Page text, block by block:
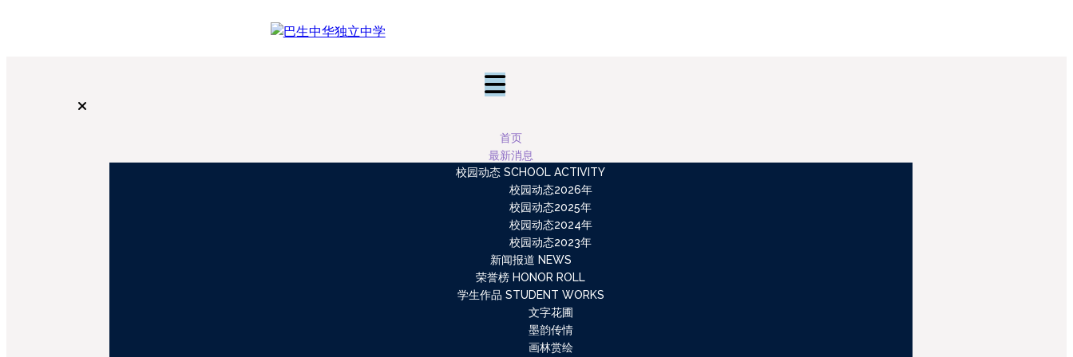
首页
最新消息
校园动态 SCHOOL ACTIVITY
校园动态2026年
校园动态2025年
校园动态2024年
校园动态2023年
新闻报道 NEWS
荣誉榜 HONOR ROLL
学生作品 STUDENT WORKS
文字花圃
墨韵传情
画林赏绘